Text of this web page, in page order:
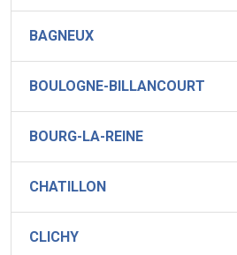
BAGNEUX
BOULOGNE-BILLANCOURT
BOURG-LA-REINE
CHATILLON
CLICHY